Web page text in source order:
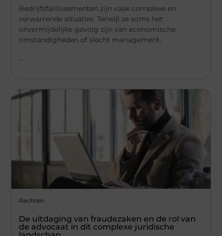
Bedrijfsfaillissementen zijn vaak complexe en
verwarrende situaties. Terwijl ze soms het
onvermijdelijke gevolg zijn van economische
omstandigheden of slecht management,
...
Rechten
De uitdaging van fraudezaken en de rol van
de advocaat in dit complexe juridische